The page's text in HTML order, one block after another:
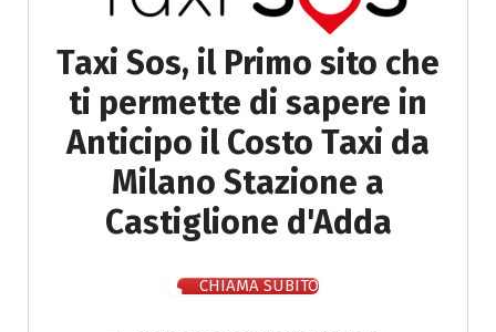
Taxi Sos, il Primo sito che
ti permette di sapere in
Anticipo il Costo Taxi da
Milano Stazione a
Castiglione d'Adda
CHIAMA SUBITO